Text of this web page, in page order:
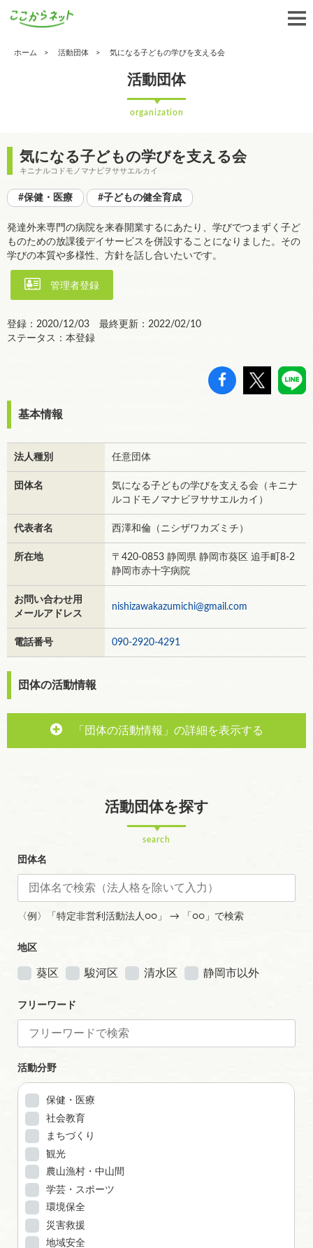
ホーム 活動団体 気になる子どもの学びを支える会
活動団体
organization
気になる子どもの学びを支える会
キニナルコドモノマナビヲササエルカイ
#保健・医療 #子どもの健全育成
発達外来専門の病院を来春開業するにあたり、学びでつまずく子ど
ものための放課後デイサービスを併設することになりました。その
学びの本質や多様性、方針を話し合いたいです。
管理者登録
登録：2020/12/03 最終更新：2022/02/10
ステータス：本登録
基本情報
法人種別 任意団体
団体名
気になる子どもの学びを支える会（キニナ
ルコドモノマナビヲササエルカイ）
代表者名 西澤和倫（ニシザワカズミチ）
所在地
〒420-0853 静岡県 静岡市葵区 追手町8-2
静岡市赤十字病院
お問い合わせ用
メールアドレス
nishizawakazumichi@gmail.com
電話番号 090-2920-4291
団体の活動情報
「団体の活動情報」の詳細を表示する
活動団体を探す
search
団体名
〈例〉「特定非営利活動法人○○」 → 「○○」で検索
地区
葵区 駿河区 清水区 静岡市以外
フリーワード
活動分野
保健・医療
社会教育
まちづくり
観光
農山漁村・中山間
学芸・スポーツ
環境保全
災害救援
地域安全